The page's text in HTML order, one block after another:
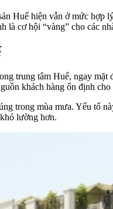
Huế hiện vẫn ở mức hợp
cơ hội “vàng” cho các
trung tâm Huế, ngay
khách hàng ổn định
trong mùa mưa. Yếu tố
lường hơn.